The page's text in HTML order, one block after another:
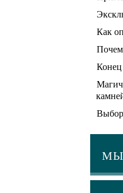
Как
Конец
Выбор
МЫ